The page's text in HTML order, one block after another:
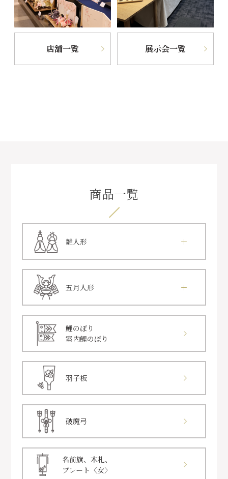
店舗一覧 展示会一覧
商品一覧
雛人形
五月人形
鯉のぼり
室内鯉のぼり
羽子板
破魔弓
名前旗、木札、
プレート〈女〉